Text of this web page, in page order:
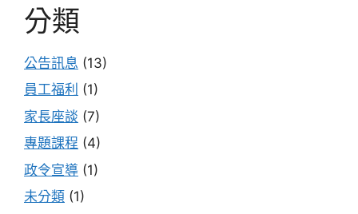
分類
公告訊息 (13)
員工福利 (1)
家長座談 (7)
專題課程 (4)
政令宣導 (1)
未分類 (1)